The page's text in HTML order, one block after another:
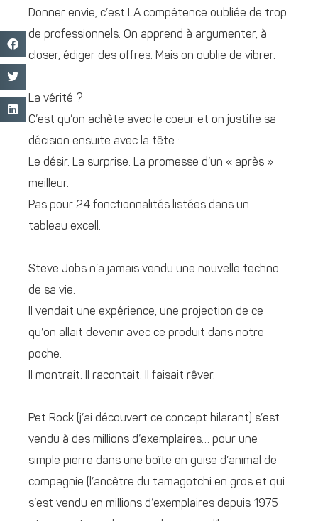
Donner envie, c’est LA compétence oubliée de trop
de professionnels. On apprend à argumenter, à
closer, édiger des offres. Mais on oublie de vibrer.
La vérité ?
C’est qu’on achète avec le coeur et on justifie sa
décision ensuite avec la tête :
Le désir. La surprise. La promesse d’un « après »
meilleur.
Pas pour 24 fonctionnalités listées dans un
tableau excell.
Steve Jobs n’a jamais vendu une nouvelle techno
de sa vie.
Il vendait une expérience, une projection de ce
qu’on allait devenir avec ce produit dans notre
poche.
Il montrait. Il racontait. Il faisait rêver.
Pet Rock (j’ai découvert ce concept hilarant) s’est
vendu à des millions d’exemplaires… pour une
simple pierre dans une boîte en guise d’animal de
compagnie (l’ancêtre du tamagotchi en gros et qui
s’est vendu en millions d’exemplaires depuis 1975